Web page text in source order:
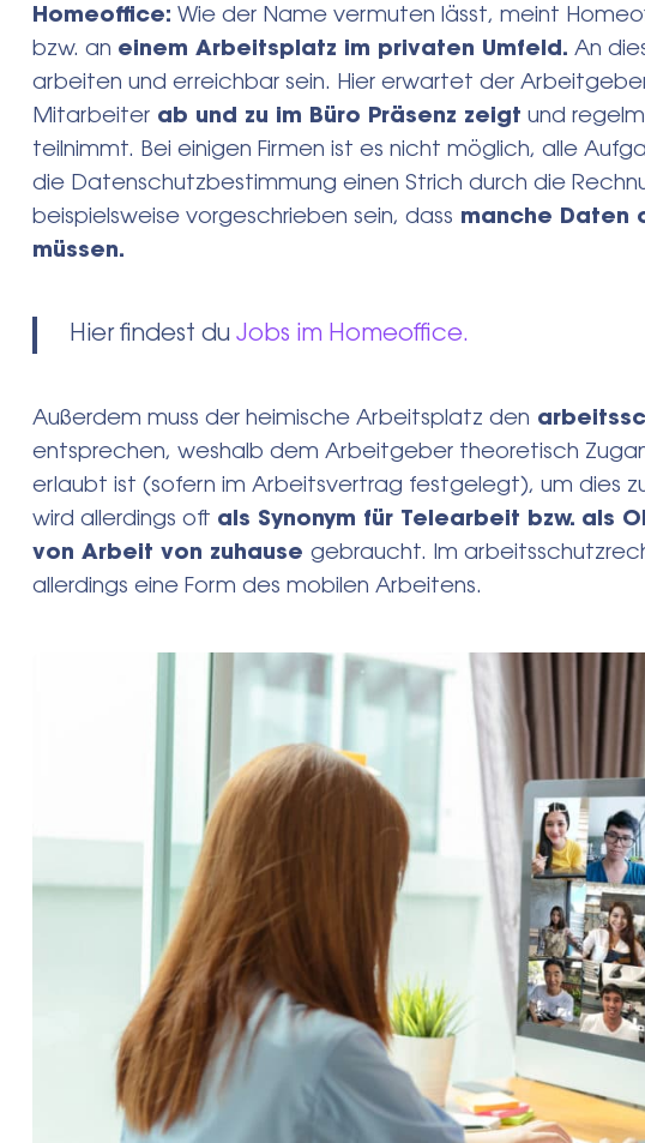
Homeoffice: Wie der Name vermuten lässt, meint
bzw. an einem Arbeitsplatz im privaten Umfeld. An
arbeiten und erreichbar sein. Hier erwartet der
Mitarbeiter ab und zu im Büro Präsenz zeigt und
teilnimmt. Bei einigen Firmen ist es nicht möglich, alle
die Datenschutzbestimmung einen Strich durch die
beispielsweise vorgeschrieben sein, dass manche Daten
müssen.
Hier findest du Jobs im Homeoffice.
Außerdem muss der heimische Arbeitsplatz den
entsprechen, weshalb dem Arbeitgeber theoretisch
erlaubt ist (sofern im Arbeitsvertrag festgelegt), um dies
wird allerdings oft als Synonym für Telearbeit bzw. als
von Arbeit von zuhause gebraucht. Im
allerdings eine Form des mobilen Arbeitens.
for: